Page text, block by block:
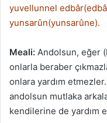
yuvellunnel
yunsarûn(yunsarûne).
Meali: Andolsun, eğer
onlarla beraber
onlara yardım
andolsun mutlaka
kendilerine de yardım